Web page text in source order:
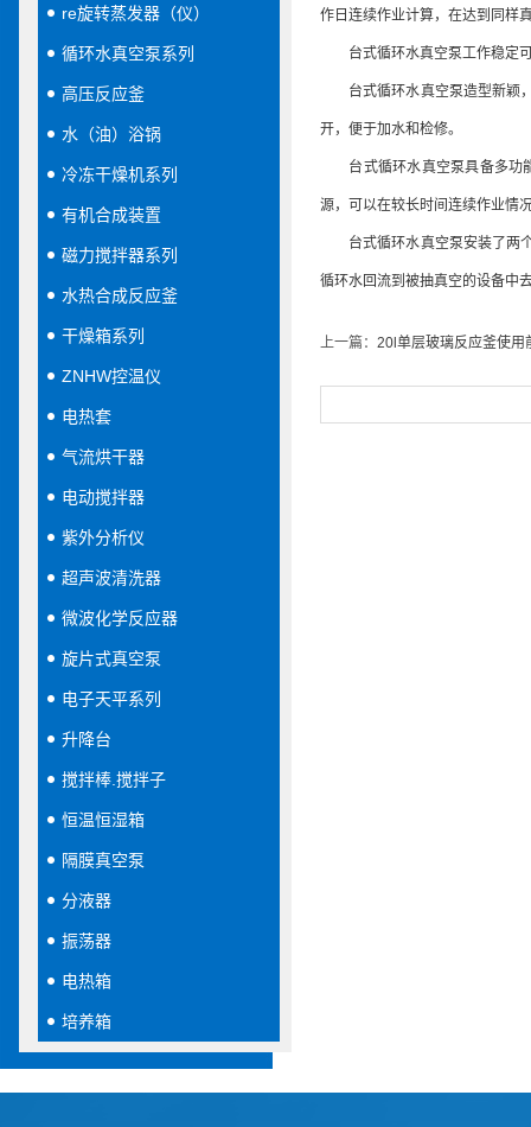
re旋转蒸发器（仪）
循环水真空泵系列
高压反应釜
水（油）浴锅
冷冻干燥机系列
有机合成装置
磁力搅拌器系列
水热合成反应釜
干燥箱系列
ZNHW控温仪
电热套
气流烘干器
电动搅拌器
紫外分析仪
超声波清洗器
微波化学反应器
旋片式真空泵
电子天平系列
升降台
搅拌棒.搅拌子
恒温恒湿箱
隔膜真空泵
分液器
振荡器
电热箱
培养箱
作日连续作业计算，在达到同样
台式循环水真空泵工作稳定
台式循环水真空泵造型新颖，
开，便于加水和检修。
台式循环水真空泵具备多功能
源，可以在较长时间连续作业情
台式循环水真空泵安装了两个
循环水回流到被抽真空的设备中
上一篇： 20l单层玻璃反应釜使用